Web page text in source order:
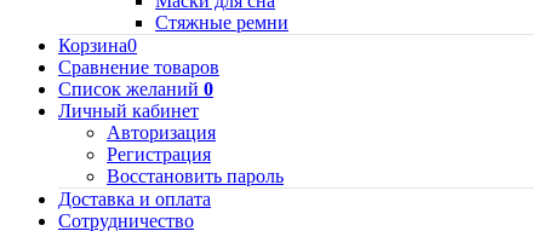
Стяжные ремни
Корзина0
Сравнение товаров
Список желаний 0
Личный кабинет
Авторизация
Регистрация
Восстановить пароль
Доставка и оплата
Сотрудничество